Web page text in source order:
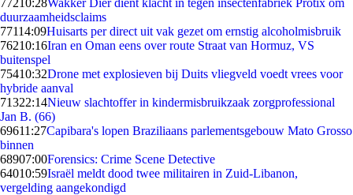
77210:28Wakker Dier dient klacht in tegen insectenfabriek Protix om
duurzaamheidsclaims
77114:09Huisarts per direct uit vak gezet om ernstig alcoholmisbruik
76210:16Iran en Oman eens over route Straat van Hormuz, VS
buitenspel
75410:32Drone met explosieven bij Duits vliegveld voedt vrees voor
hybride aanval
71322:14Nieuw slachtoffer in kindermisbruikzaak zorgprofessional
Jan B. (66)
69611:27Capibara's lopen Braziliaans parlementsgebouw Mato Grosso
binnen
68907:00Forensics: Crime Scene Detective
64010:59Israël meldt dood twee militairen in Zuid-Libanon,
vergelding aangekondigd